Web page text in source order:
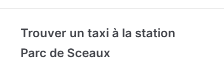
Trouver un taxi à la station
Parc de Sceaux